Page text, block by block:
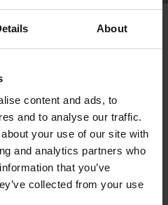
About
content and ads, to
and to analyse our traffic.
your use of our site with
and analytics partners who
that you’ve
collected from your use
Anwenderthemen